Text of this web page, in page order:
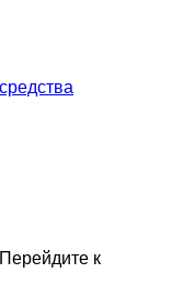
Перейдите к